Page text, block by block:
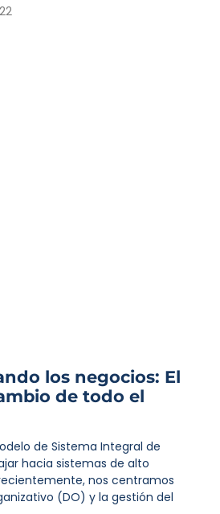
los negocios: El
de todo el
de Sistema Integral de
hacia sistemas de alto
nos centramos
(DO) y la gestión del